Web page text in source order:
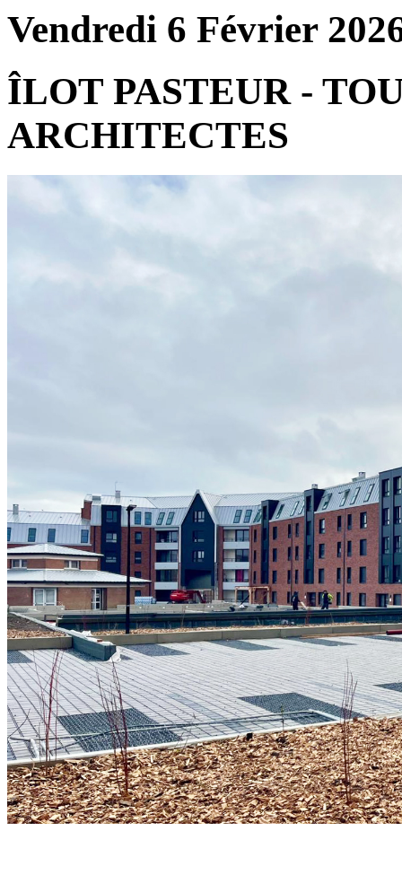
Vendredi 6 Février
ÎLOT PASTEUR -
ARCHITECTES